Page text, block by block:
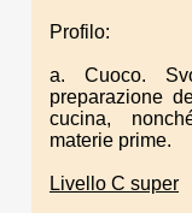
Profilo:
a. Cuoco.
preparazione
cucina,
materie prime.
Livello C super